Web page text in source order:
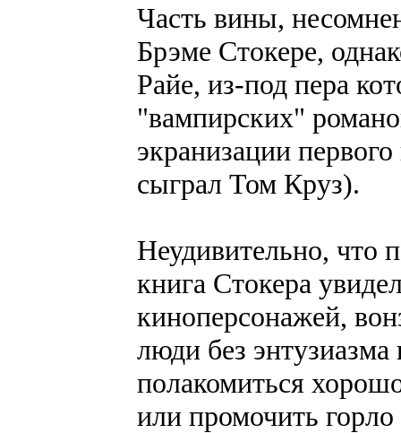
Часть вины,
Брэме Стокере,
Райе, из-под пера
"вампирских"
экранизации
сыграл Том Круз).
Неудивительно, что
книга Стокера
киноперсонажей,
люди без
полакомиться
или промочить